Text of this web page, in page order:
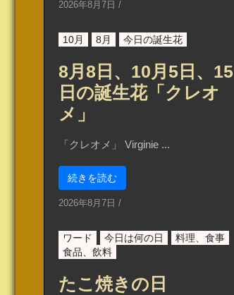
2026年8月7日 /
10月 8月 今日の誕生花
8月8日、10月5日、15
日の誕生花「クレオ
メ」
「クレオメ」 Virginie ...
続きを読む
2026年8月7日 /
ワード 今日は何の日
料理、食事
食品、飲料
たこ焼きの日